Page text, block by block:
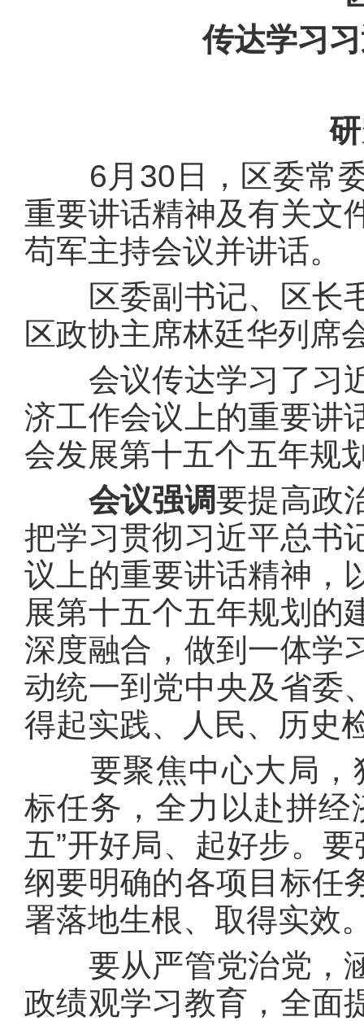
传达学习
6月30日，区委常委
重要讲话精神及有关文
苟军主持会议并讲话。
区委副书记、区长毛
区政协主席林廷华列席
会议传达学习了习近
济工作会议上的重要讲
会发展第十五个五年规
会议强调要提高政
把学习贯彻习近平总书
议上的重要讲话精神，
展第十五个五年规划的
深度融合，做到一体学
动统一到党中央及省委
得起实践、人民、历史
要聚焦中心大局，
标任务，全力以赴拼经
五”开好局、起好步。
纲要明确的各项目标任
署落地生根、取得实效
要从严管党治党，涵
政绩观学习教育，全面